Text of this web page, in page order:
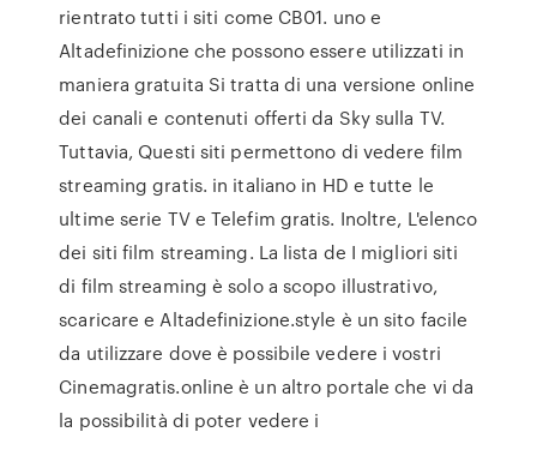
rientrato tutti i siti come CB01. uno e
Altadefinizione che possono essere utilizzati in
maniera gratuita Si tratta di una versione online
dei canali e contenuti offerti da Sky sulla TV.
Tuttavia, Questi siti permettono di vedere film
streaming gratis. in italiano in HD e tutte le
ultime serie TV e Telefim gratis. Inoltre, L'elenco
dei siti film streaming. La lista de I migliori siti
di film streaming è solo a scopo illustrativo,
scaricare e Altadefinizione.style è un sito facile
da utilizzare dove è possibile vedere i vostri
Cinemagratis.online è un altro portale che vi da
la possibilità di poter vedere i